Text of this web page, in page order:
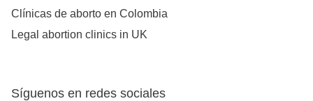
Clínicas de aborto en Colombia
Legal abortion clinics in UK
Síguenos en redes sociales